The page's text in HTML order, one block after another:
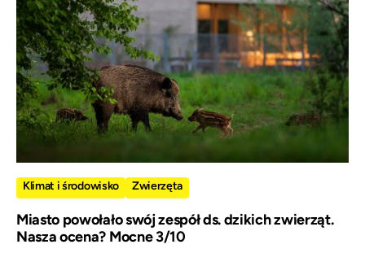
Klimat i środowisko Zwierzęta
Miasto powołało swój zespół ds. dzikich zwierząt.
Nasza ocena? Mocne 3/10